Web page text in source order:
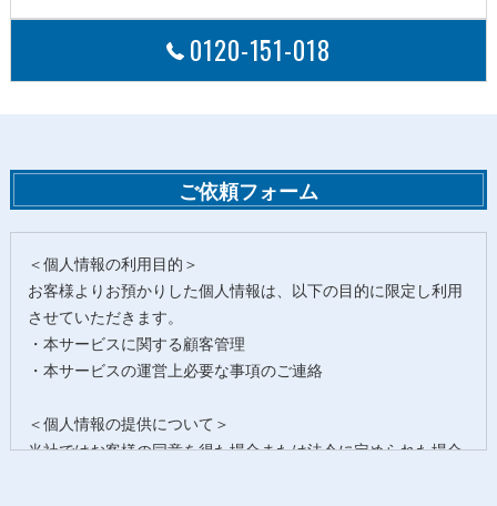
0120-151-018
ご依頼フォーム
＜個人情報の利用目的＞
お客様よりお預かりした個人情報は、以下の目的に限定し利用
させていただきます。
・本サービスに関する顧客管理
・本サービスの運営上必要な事項のご連絡
＜個人情報の提供について＞
当社ではお客様の同意を得た場合または法令に定められた場合